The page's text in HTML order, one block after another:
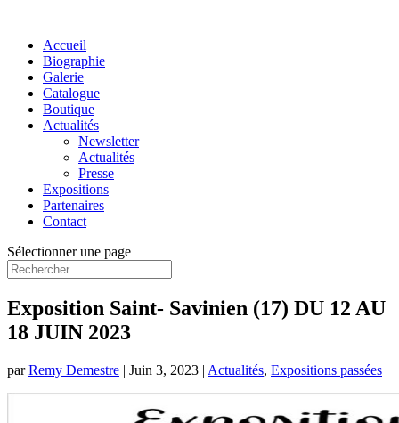
Accueil
Biographie
Galerie
Catalogue
Boutique
Actualités
Newsletter
Actualités
Presse
Expositions
Partenaires
Contact
Sélectionner une page
Exposition Saint- Savinien (17) DU 12 AU
18 JUIN 2023
parRemy Demestre | Juin 3, 2023 | Actualités, Expositions passées